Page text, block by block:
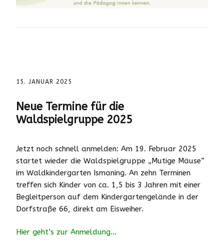
15. JANUAR 2025
Neue Termine für die
Waldspielgruppe 2025
Jetzt noch schnell anmelden: Am 19. Februar 2025
startet wieder die Waldspielgruppe „Mutige Mäuse“
im Waldkindergarten Ismaning. An zehn Terminen
treffen sich Kinder von ca. 1,5 bis 3 Jahren mit einer
Begleitperson auf dem Kindergartengelände in der
Dorfstraße 66, direkt am Eisweiher.
Hier geht’s zur Anmeldung…